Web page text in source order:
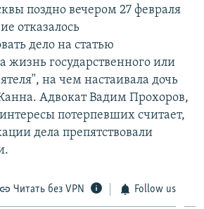
поздно вечером 27 февраля
отказалось
дело на статью
жизнь государственного или
на чем настаивала дочь
Адвокат Вадим Прохоров,
потерпевших считает,
дела препятствовали
Читать без VPN Follow us